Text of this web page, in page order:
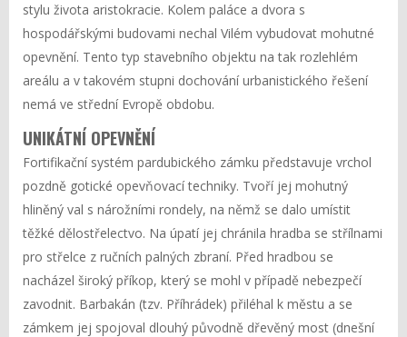
stylu života aristokracie. Kolem paláce a dvora s
hospodářskými budovami nechal Vilém vybudovat mohutné
opevnění. Tento typ stavebního objektu na tak rozlehlém
areálu a v takovém stupni dochování urbanistického řešení
nemá ve střední Evropě obdobu.
UNIKÁTNÍ OPEVNĚNÍ
Fortifikační systém pardubického zámku představuje vrchol
pozdně gotické opevňovací techniky. Tvoří jej mohutný
hliněný val s nárožními rondely, na němž se dalo umístit
těžké dělostřelectvo. Na úpatí jej chránila hradba se střílnami
pro střelce z ručních palných zbraní. Před hradbou se
nacházel široký příkop, který se mohl v případě nebezpečí
zavodnit. Barbakán (tzv. Příhrádek) přiléhal k městu a se
zámkem jej spojoval dlouhý původně dřevěný most (dnešní